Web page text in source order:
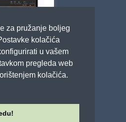
za pružanje boljeg
kolačića
u vašem
pregleda web
kolačića.
- 2026.